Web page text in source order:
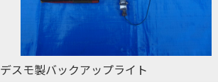
デスモ製バックアップライト